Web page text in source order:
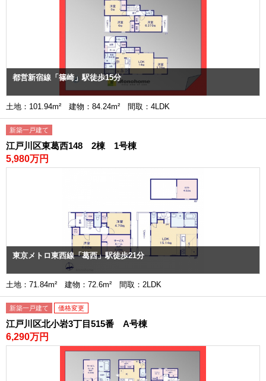
都営新宿線「篠崎」駅徒歩15分
土地：101.94m² 建物：84.24m² 間取：4LDK
新築一戸建て
江戸川区東葛西148 2棟 1号棟
5,980万円
東京メトロ東西線「葛西」駅徒歩21分
土地：71.84m² 建物：72.6m² 間取：2LDK
新築一戸建て 価格変更
江戸川区北小岩3丁目515番 A号棟
6,290万円